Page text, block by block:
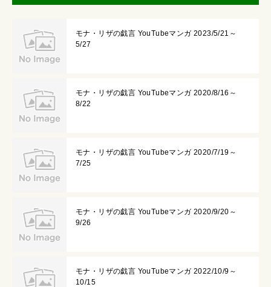
モナ・リザの戯言 YouTubeマンガ 2023/5/21～
5/27
モナ・リザの戯言 YouTubeマンガ 2020/8/16～
8/22
モナ・リザの戯言 YouTubeマンガ 2020/7/19～
7/25
モナ・リザの戯言 YouTubeマンガ 2020/9/20～
9/26
モナ・リザの戯言 YouTubeマンガ 2022/10/9～
10/15